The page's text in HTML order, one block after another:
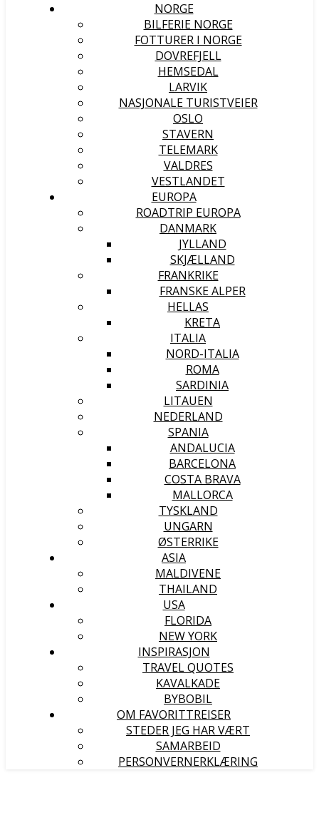
NORGE
BILFERIE NORGE
FOTTURER I NORGE
DOVREFJELL
HEMSEDAL
LARVIK
NASJONALE TURISTVEIER
OSLO
STAVERN
TELEMARK
VALDRES
VESTLANDET
EUROPA
ROADTRIP EUROPA
DANMARK
JYLLAND
SKJÆLLAND
FRANKRIKE
FRANSKE ALPER
HELLAS
KRETA
ITALIA
NORD-ITALIA
ROMA
SARDINIA
LITAUEN
NEDERLAND
SPANIA
ANDALUCIA
BARCELONA
COSTA BRAVA
MALLORCA
TYSKLAND
UNGARN
ØSTERRIKE
ASIA
MALDIVENE
THAILAND
USA
FLORIDA
NEW YORK
INSPIRASJON
TRAVEL QUOTES
KAVALKADE
BYBOBIL
OM FAVORITTREISER
STEDER JEG HAR VÆRT
SAMARBEID
PERSONVERNERKLÆRING